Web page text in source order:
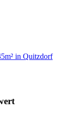
in Quitzdorf